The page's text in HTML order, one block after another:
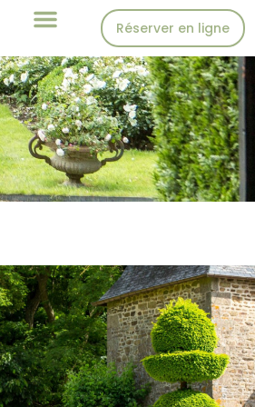
Réserver en ligne